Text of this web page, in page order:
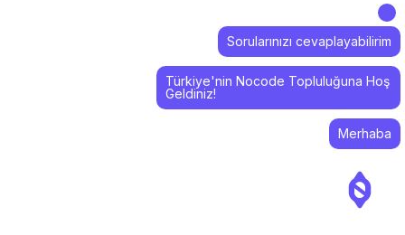
Merhaba
Türkiye'nin Nocode Topluluğuna Hoş
Geldiniz!
Sorularınızı cevaplayabilirim